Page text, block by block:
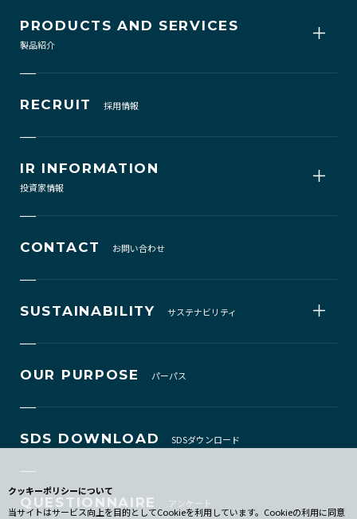
クッキーポリシーについて
当サイトはサービス向上を目的としてCookieを利用しています。Cookieの利用に同意
PRODUCTS AND SERVICES
製品紹介
RECRUIT 採用情報
IR INFORMATION
投資家情報
CONTACT お問い合わせ
SUSTAINABILITY サステナビリティ
OUR PURPOSE パーパス
SDS DOWNLOAD SDSダウンロード
QUESTIONNAIRE アンケート